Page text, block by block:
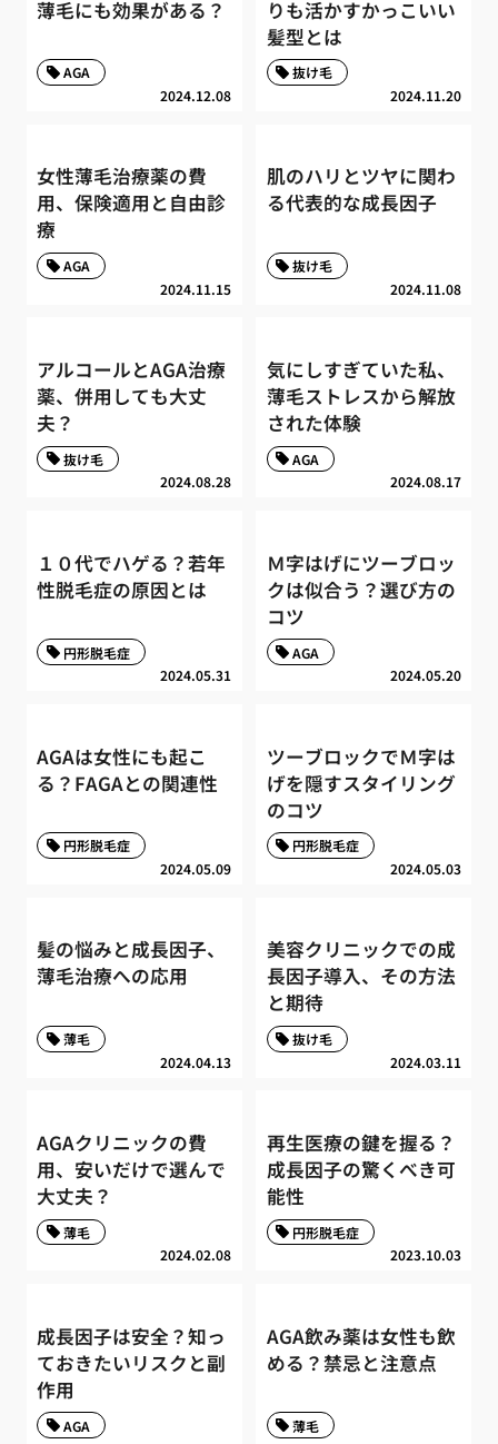
薄毛にも効果がある？
2024.12.08
AGA
りも活かすかっこいい
髪型とは
2024.11.20
抜け毛
女性薄毛治療薬の費
用、保険適用と自由診
療
2024.11.15
AGA
肌のハリとツヤに関わ
る代表的な成長因子
2024.11.08
抜け毛
アルコールとAGA治療
薬、併用しても大丈
夫？
2024.08.28
抜け毛
気にしすぎていた私、
薄毛ストレスから解放
された体験
2024.08.17
AGA
１０代でハゲる？若年
性脱毛症の原因とは
2024.05.31
円形脱毛症
Ｍ字はげにツーブロッ
クは似合う？選び方の
コツ
2024.05.20
AGA
AGAは女性にも起こ
る？FAGAとの関連性
2024.05.09
円形脱毛症
ツーブロックでＭ字は
げを隠すスタイリング
のコツ
2024.05.03
円形脱毛症
髪の悩みと成長因子、
薄毛治療への応用
2024.04.13
薄毛
美容クリニックでの成
長因子導入、その方法
と期待
2024.03.11
抜け毛
AGAクリニックの費
用、安いだけで選んで
大丈夫？
2024.02.08
薄毛
再生医療の鍵を握る？
成長因子の驚くべき可
能性
2023.10.03
円形脱毛症
成長因子は安全？知っ
ておきたいリスクと副
作用
AGA
AGA飲み薬は女性も飲
める？禁忌と注意点
薄毛